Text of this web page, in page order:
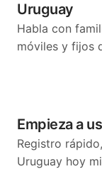
Uruguay
Habla con
móviles y fijos
Empieza a
Registro
Uruguay hoy